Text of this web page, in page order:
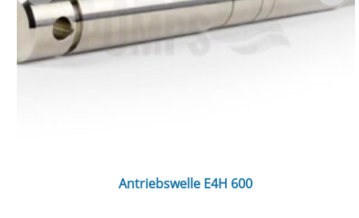
Antriebswelle E4H 600